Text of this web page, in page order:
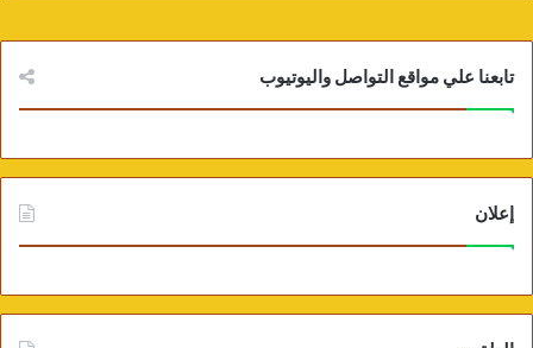
تابعنا علي مواقع التواصل واليوتيوب
إعلان